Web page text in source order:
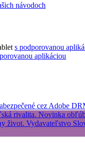
návodoch
s podporovanou
aplikáciou
cez Adobe